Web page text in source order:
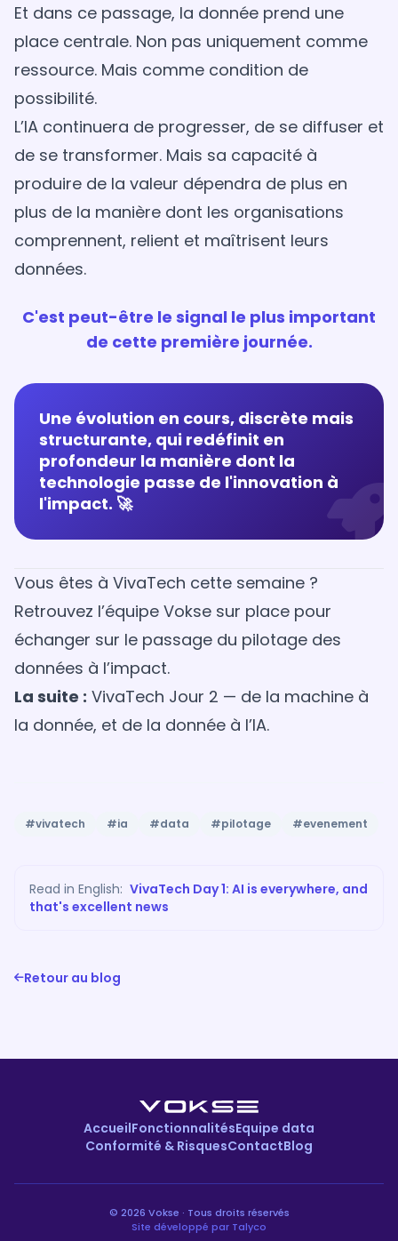
Et dans ce passage, la donnée prend une
place centrale. Non pas uniquement comme
ressource. Mais comme condition de
possibilité.
L’IA continuera de progresser, de se diffuser et
de se transformer. Mais sa capacité à
produire de la valeur dépendra de plus en
plus de la manière dont les organisations
comprennent, relient et maîtrisent leurs
données.
C'est peut-être le signal le plus important
de cette première journée.
Une évolution en cours, discrète mais
structurante, qui redéfinit en
profondeur la manière dont la
technologie passe de l'innovation à
l'impact. 🚀
Vous êtes à VivaTech cette semaine ?
Retrouvez l’équipe Vokse sur place pour
échanger sur le passage du pilotage des
données à l’impact.
La suite : VivaTech Jour 2 — de la machine à
la donnée, et de la donnée à l’IA.
#vivatech #ia #data #pilotage #evenement
Read in English: VivaTech Day 1: AI is everywhere, and
that's excellent news
Retour au blog
AccueilFonctionnalitésEquipe data
Conformité & RisquesContactBlog
© 2026 Vokse · Tous droits réservés
Site développé par Talyco